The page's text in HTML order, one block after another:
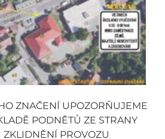
ZNAČENÍ UPOZORŇUJEME
PODNĚTŮ ZE STRANY
ZKLIDNĚNÍ PROVOZU